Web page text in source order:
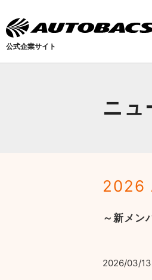
ニュ
2026
～新メン
2026/03/13
公式企業サイト